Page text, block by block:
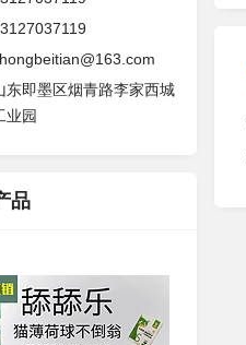
东即墨区烟青路李家西城
业园
品